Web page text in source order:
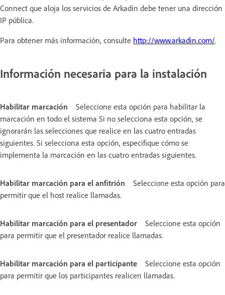
Connect que aloja los servicios de Arkadin debe tener una dirección
IP pública.
Para obtener más información, consulte http://www.arkadin.com/.
Información necesaria para la instalación
Habilitar marcación
Seleccione esta opción para habilitar la
marcación en todo el sistema Si no selecciona esta opción, se
ignorarán las selecciones que realice en las cuatro entradas
siguientes. Si selecciona esta opción, especifique cómo se
implementa la marcación en las cuatro entradas siguientes.
Habilitar marcación para el anfitrión
Seleccione esta opción para
permitir que el host realice llamadas.
Habilitar marcación para el presentador
Seleccione esta opción
para permitir que el presentador realice llamadas.
Habilitar marcación para el participante
Seleccione esta opción
para permitir que los participantes realicen llamadas.